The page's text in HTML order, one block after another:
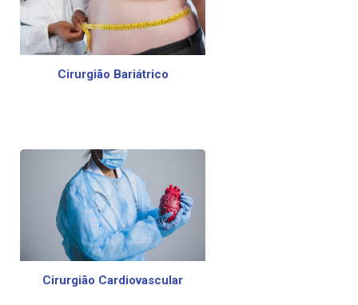
Cirurgião Bariátrico
Cirurgião Cardiovascular